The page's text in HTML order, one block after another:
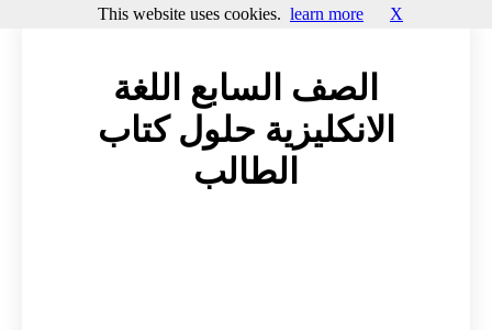
الصف السابع اللغة
الانكليزية حلول كتاب
الطالب
This website uses cookies. learn more X